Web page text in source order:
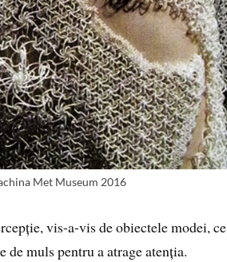
Met Museum 2016
vis-a-vis de obiectele modei, ce
de muls pentru a atrage atenția.